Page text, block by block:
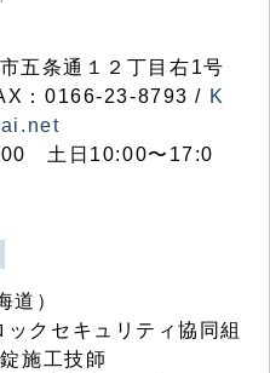
五条通１２丁目右1号
：0166-23-8793 / K
土日10:00〜17:0
道）
クセキュリティ協同組
施工技師